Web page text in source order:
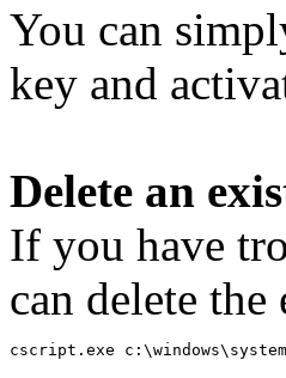
You can
key and
Delete an
If you have
can delete
cscript.exe